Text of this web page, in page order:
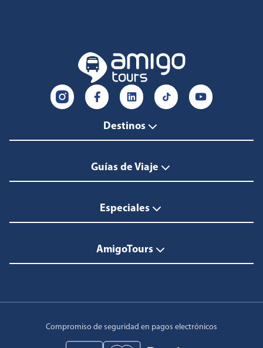
Destinos
Guías de Viaje
Especiales
AmigoTours
Compromiso de seguridad en pagos electrónicos